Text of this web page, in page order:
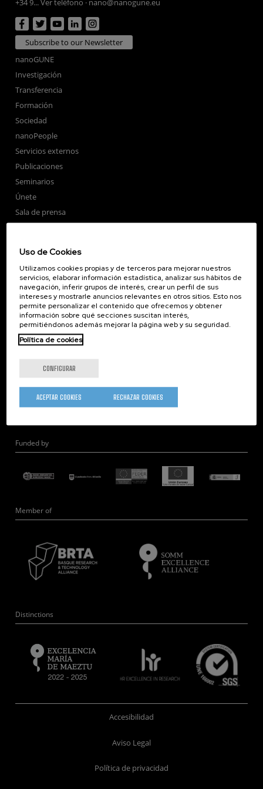
+34 9... Ver teléfono · nano@nanogune.eu
Subscribe to our Newsletter
nanoGUNE
Investigación
Transferencia
Formación
Sociedad
nanoPeople
Servicios externos
Publicaciones
Seminarios
Únete
Sala de prensa
Nanomagnetismo
Nanoóptica
Autoensamblado
Nanobiosistemas
Nanodispositivos
Microscopía Electrónica
Nanomateriales
Microscopía de Detección Cuántica
Nanoingeniería
Hardware Cuántico
Funded by
Member of
Distinctions
Accesibilidad
Aviso Legal
Política de privacidad
Uso de Cookies
Utilizamos cookies propias y de terceros para mejorar nuestros
servicios, elaborar información estadística, analizar sus hábitos de
navegación, inferir grupos de interés, crear un perfil de sus
intereses y mostrarle anuncios relevantes en otros sitios. Esto nos
permite personalizar el contenido que ofrecemos y obtener
información sobre qué secciones suscitan interés,
permitiéndonos además mejorar la página web y su seguridad.
Política de cookies
CONFIGURAR
RECHAZAR COOKIES
ACEPTAR COOKIES